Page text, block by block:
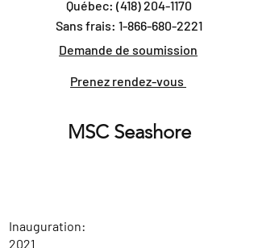
Québec: (418) 204-1170
Sans frais: 1-866-680-2221
Demande de soumission
Prenez rendez-vous
MSC Seashore
Inauguration:
2021